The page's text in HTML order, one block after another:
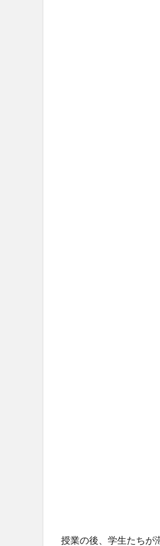
授業の後、学生たちが